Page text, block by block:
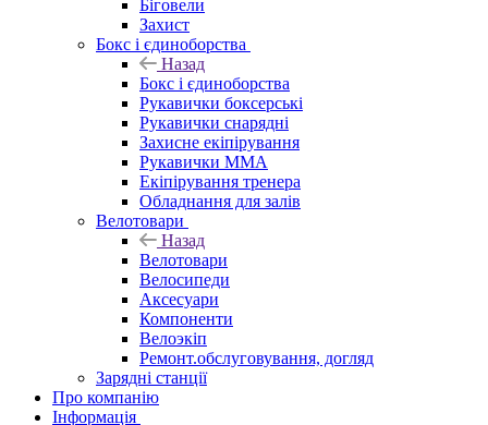
Біговели
Захист
Бокс і єдиноборства
Назад
Бокс і єдиноборства
Рукавички боксерські
Рукавички снарядні
Захисне екіпірування
Рукавички ММА
Екіпірування тренера
Обладнання для залів
Велотовари
Назад
Велотовари
Велосипеди
Аксесуари
Компоненти
Велоэкіп
Ремонт.обслуговування, догляд
Зарядні станції
Про компанію
Інформація